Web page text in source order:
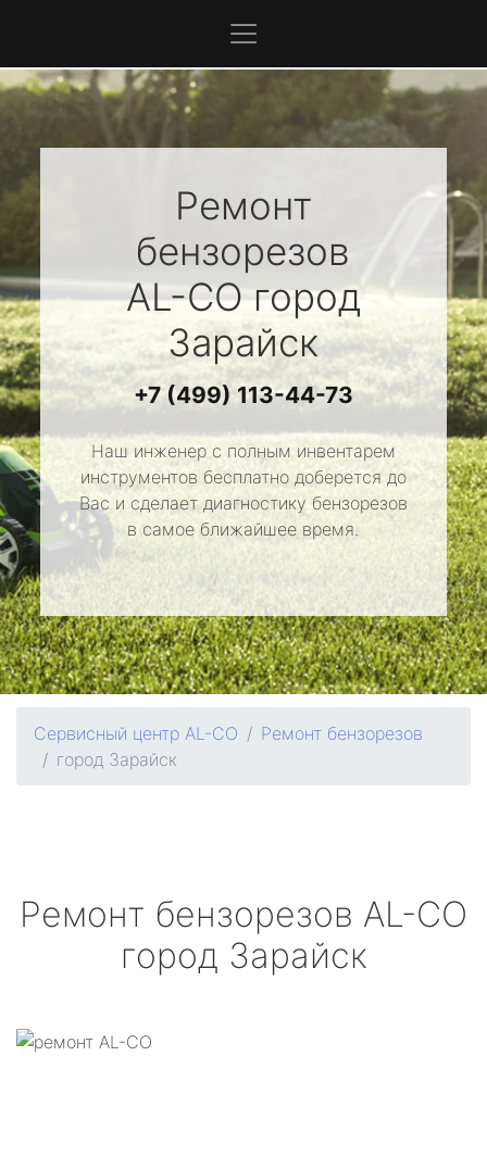
Ремонт
бензорезов
AL-COгород
Зарайск
+7 (499) 113-44-73
Наш инженер с полным инвентарем
инструментов бесплатно доберется до
Вас и сделает диагностику бензорезов
в самое ближайшее время.
Сервисный центр AL-CO
Ремонт бензорезов
город Зарайск
Ремонт бензорезов AL-CO
город Зарайск